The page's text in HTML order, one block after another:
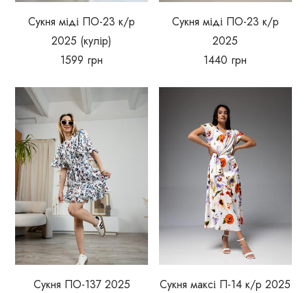
Сукня міді ПО-23 к/р
2025 (кулір)
1599 грн
Сукня міді ПО-23 к/р
2025
1440 грн
Сукня ПО-137 2025
Сукня максі П-14 к/р 2025